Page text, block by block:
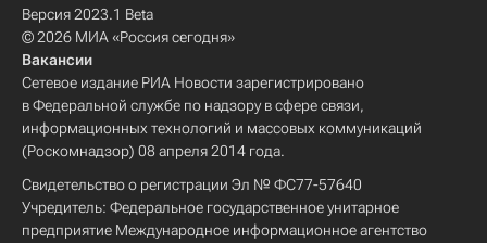
Версия 2023.1 Beta
© 2026 МИА «Россия сегодня»
Вакансии
Сетевое издание РИА Новости зарегистрировано
в Федеральной службе по надзору в сфере связи,
информационных технологий и массовых коммуникаций
(Роскомнадзор) 08 апреля 2014 года.
Свидетельство о регистрации Эл № ФС77-57640
Учредитель: Федеральное государственное унитарное
предприятие Международное информационное агентство